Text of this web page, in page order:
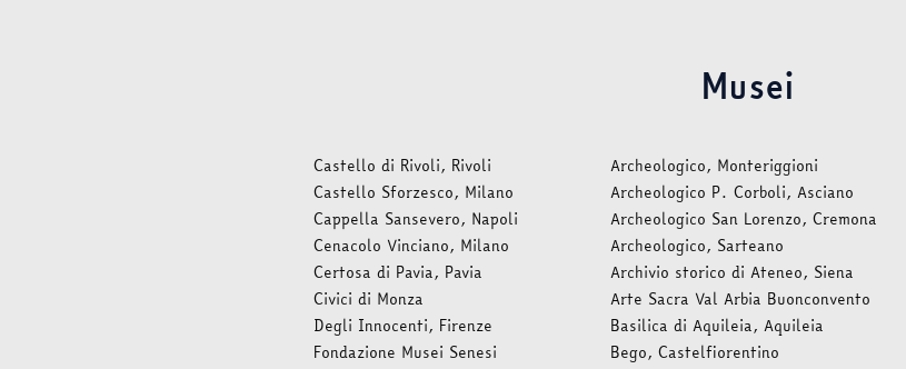
Musei
Castello di Rivoli, Rivoli
Castello Sforzesco, Milano
Cappella Sansevero, Napoli
Cenacolo Vinciano, Milano
Certosa di Pavia, Pavia
Civici di Monza
Degli Innocenti, Firenze
Fondazione Musei Senesi
Archeologico, Monteriggioni
Archeologico P. Corboli, Asciano
Archeologico San Lorenzo, Cremona
Archeologico, Sarteano
Archivio storico di Ateneo, Siena
Arte Sacra Val Arbia Buonconvento
Basilica di Aquileia, Aquileia
Bego, Castelfiorentino